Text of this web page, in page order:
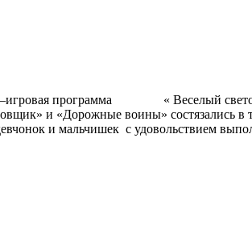
–игровая программа « Веселый
и «Дорожные воины» состязались в
и мальчишек с удовольствием